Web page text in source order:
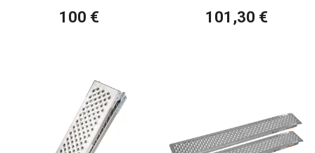
100 € 101,30 €